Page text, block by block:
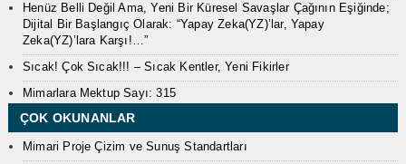
Henüz Belli Değil Ama, Yeni Bir Küresel Savaşlar Çağının Eşiğinde;
Dijital Bir Başlangıç Olarak: “Yapay Zeka(YZ)’lar, Yapay
Zeka(YZ)’lara Karşı!…”
Sıcak! Çok Sıcak!!! – Sıcak Kentler, Yeni Fikirler
Mimarlara Mektup Sayı: 315
ÇOK OKUNANLAR
Mimari Proje Çizim ve Sunuş Standartları